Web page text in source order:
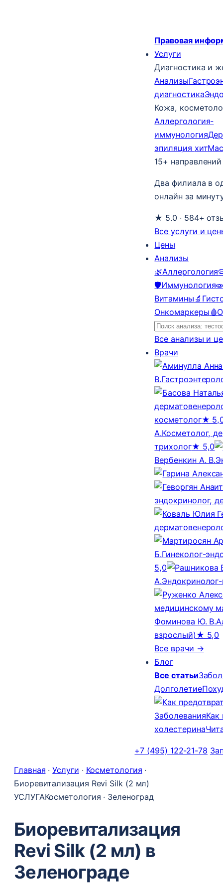
Правовая
Услуги
Диагностика и
Анализы
диагностика
Кожа,
Аллергология-
иммунология
эпиляция хит
15+
Два филиала в
онлайн за
★ 5.0 · 584+
Все услуги и
Цены
Анализы
🌿Аллергология
🛡️Иммунология
Витамины 🔬
Онкомаркеры 🩸
Все анализы и
Врачи
В.
косметолог★
А.Косметолог,
трихолог★ 5,0
Вербенкин А. В.
эндокринолог,
Б.Гинеколог-
5,0
А.
медицинскому
Фоминова Ю. В.
взрослый) ★ 5,0
Все врачи →
Блог
Все статьи
Долголетие
ЗаболеванияКак
холестерина
+7 (495) 122-21-78
Главная ·Услуги · Косметология ·
Биоревитализация Revi Silk (2 мл)
УСЛУГАКосметология · Зеленоград
Биоревитализация
Revi Silk (2 мл) в
Зеленограде